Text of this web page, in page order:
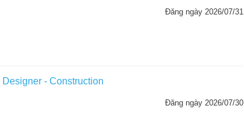
Đăng ngày 2026/07/31
- Construction
Đăng ngày 2026/07/30